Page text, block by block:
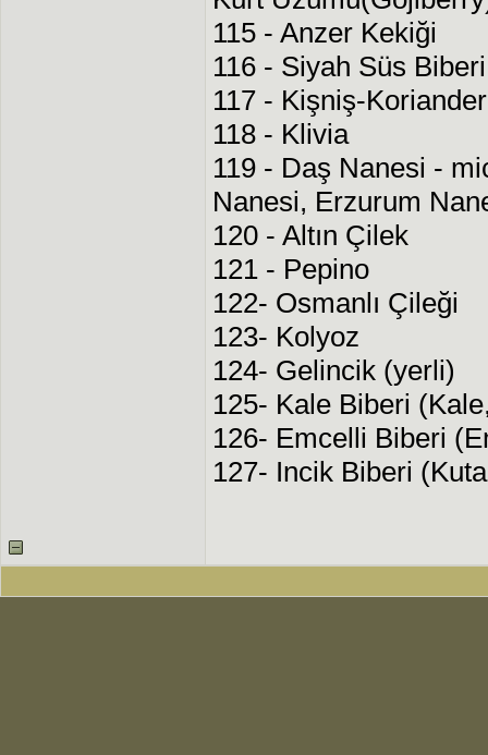
115 - Anzer Kekiği
116 - Siyah Süs Biberi
117 - Kişniş-
118 - Klivia
119 - Daş Nanesi -
Nanesi, Erzurum
120 - Altın Çilek
121 - Pepino
122- Osmanlı Çileği
123- Kolyoz
124- Gelincik (yerli)
125- Kale Biberi
126- Emcelli Biberi
127- Incik Biberi